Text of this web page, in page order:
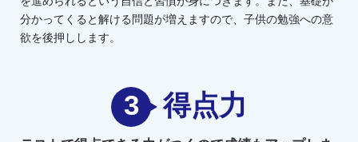
分かってくると解ける問題が増えますので、子供の勉強への意
欲を後押しします。
3 得点力